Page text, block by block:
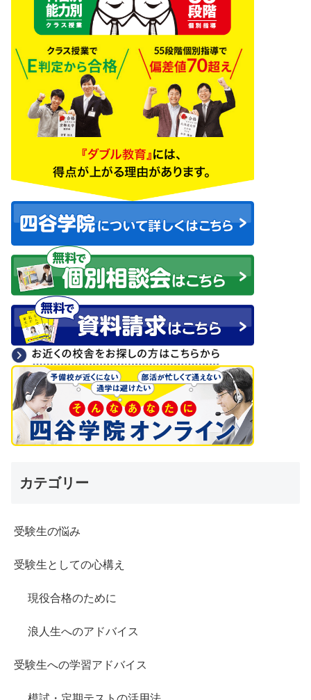
カテゴリー
受験生の悩み
受験生としての心構え
現役合格のために
浪人生へのアドバイス
受験生への学習アドバイス